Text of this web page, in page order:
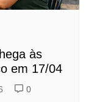
às
em 17/04
0